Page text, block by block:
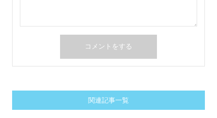
関連記事一覧